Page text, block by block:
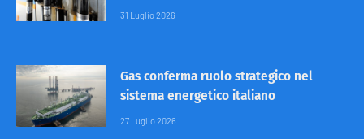
31 Luglio 2026
Gas conferma ruolo strategico nel
sistema energetico italiano
27 Luglio 2026